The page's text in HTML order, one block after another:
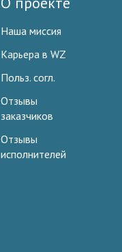
Наша миссия
Карьера в WZ
Польз. согл.
Отзывы
заказчиков
Отзывы
исполнителей